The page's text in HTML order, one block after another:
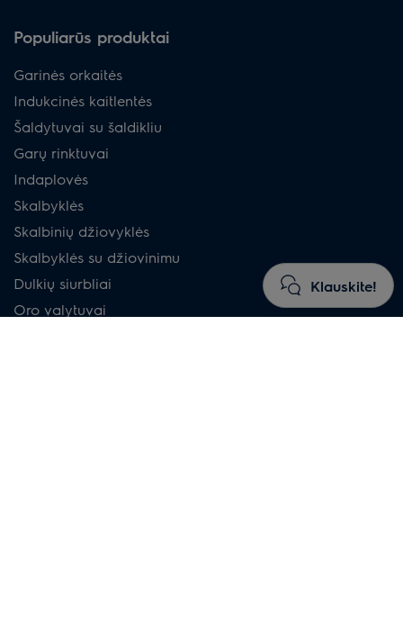
Klauskite!
Populiarūs produktai
Garinės orkaitės
Indukcinės kaitlentės
Šaldytuvai su šaldikliu
Garų rinktuvai
Indaplovės
Skalbyklės
Skalbinių džiovyklės
Skalbyklės su džiovinimu
Dulkių siurbliai
Oro valytuvai